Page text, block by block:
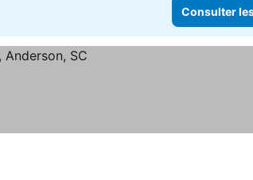
Consulter